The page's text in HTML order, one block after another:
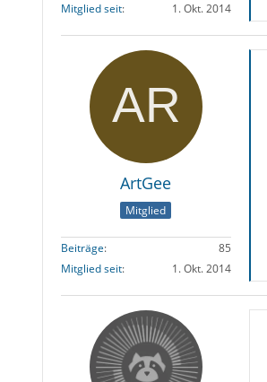
Mitglied seit
1. Okt. 2014
ArtGee
Mitglied
Beiträge
85
Mitglied seit
1. Okt. 2014